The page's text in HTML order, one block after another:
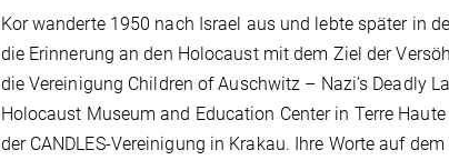
Kor wanderte 1950 nach Israel aus und lebte später in
die Erinnerung an den Holocaust mit dem Ziel der
die Vereinigung Children of Auschwitz – Nazi’s Deadly
Holocaust Museum and Education Center in Terre
der CANDLES-Vereinigung in Krakau. Ihre Worte auf